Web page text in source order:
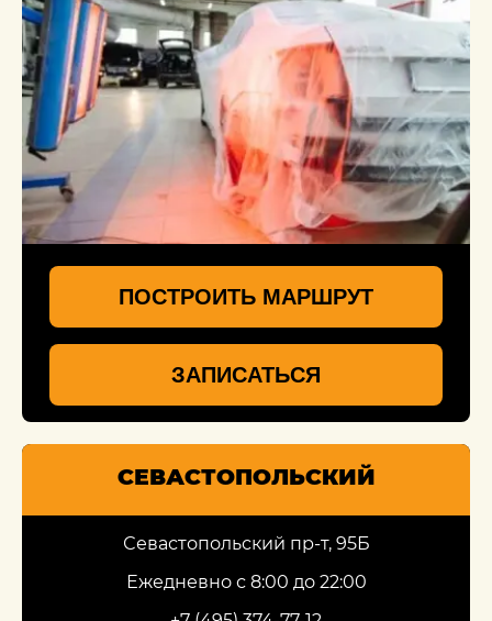
ПОСТРОИТЬ МАРШРУТ
ЗАПИСАТЬСЯ
СЕВАСТОПОЛЬСКИЙ
Севастопольский пр-т, 95Б
Ежедневно с 8:00 до 22:00